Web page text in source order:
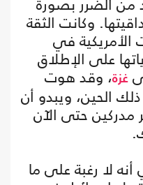
وكانت الثقة
الأمريكية في
على الإطلاق
غزة، وقد هوت
الحين، ويبدو أن
مدركين حتى الآن
لا رغبة على ما